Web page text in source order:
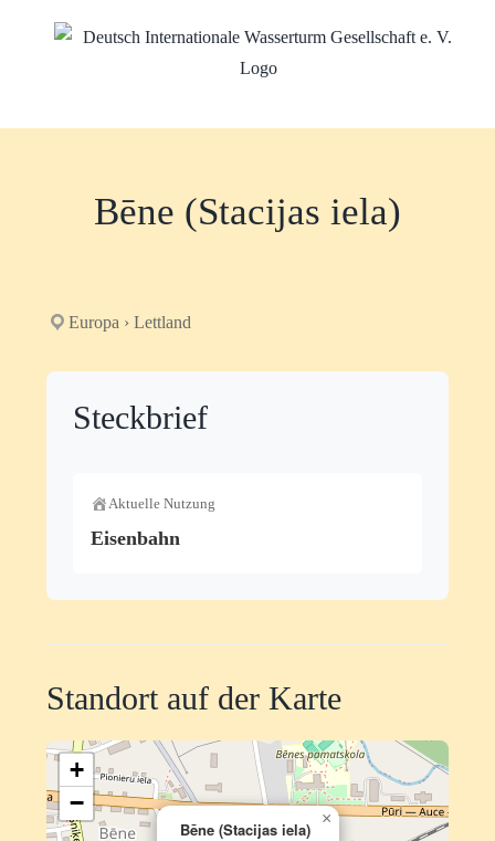
Bēne (Stacijas iela)
Europa › Lettland
Steckbrief
Aktuelle Nutzung
Eisenbahn
Standort auf der Karte
Bēne (Stacijas iela)
×
+
−